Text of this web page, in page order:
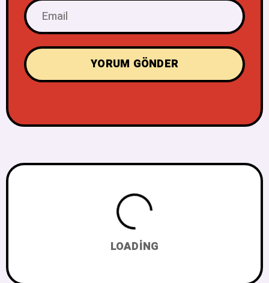
LOADING